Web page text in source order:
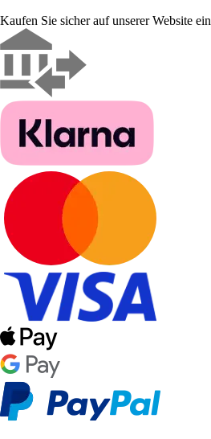
Kaufen Sie sicher auf unserer Website ein